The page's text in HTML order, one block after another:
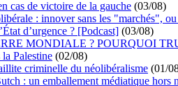
cas de victoire de la gauche (03/08)
: innover sans les "marchés",
d’urgence ? [Podcast] (03/08)
MONDIALE ? POURQUOI
Palestine (02/08)
criminelle du néolibéralisme (01/
: un emballement médiatique hors